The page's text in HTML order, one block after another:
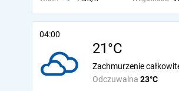
04:00
21°C
Odczuwalna 23°C
Zachmurzenie